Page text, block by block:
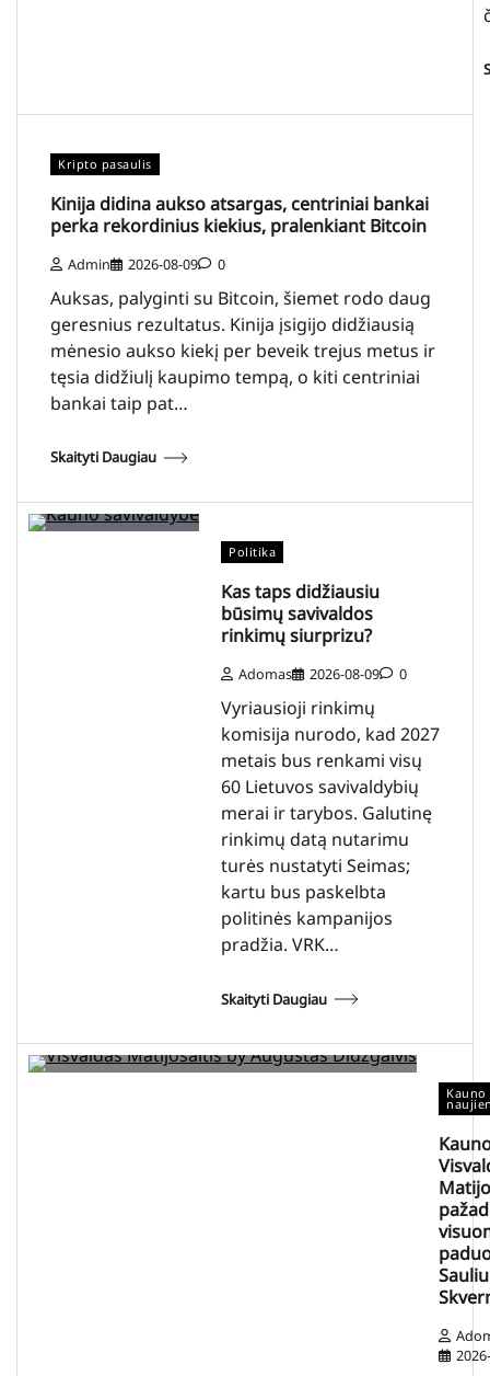
Kripto pasaulis
Kinija didina aukso atsargas, centriniai bankai
perka rekordinius kiekius, pralenkiant Bitcoin
Admin 2026-08-09 0
Auksas, palyginti su Bitcoin, šiemet rodo daug
geresnius rezultatus. Kinija įsigijo didžiausią
mėnesio aukso kiekį per beveik trejus metus ir
tęsia didžiulį kaupimo tempą, o kiti centriniai
bankai taip pat…
Skaityti Daugiau
Politika
Kas taps didžiausiu
būsimų savivaldos
rinkimų siurprizu?
Adomas 2026-08-09 0
Vyriausioji rinkimų
komisija nurodo, kad 2027
metais bus renkami visų
60 Lietuvos savivaldybių
merai ir tarybos. Galutinę
rinkimų datą nutarimu
turės nustatyti Seimas;
kartu bus paskelbta
politinės kampanijos
pradžia. VRK…
Skaityti Daugiau